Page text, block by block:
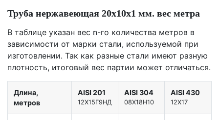
Труба нержавеющая 20х10х1 мм. вес метра
В таблице указан вес n-го количества метров в
зависимости от марки стали, используемой при
изготовлении. Так как разные стали имеют разную
плотность, итоговый вес партии может отличаться.
Длина,
метров
AISI 201
12X15Г9НД
AISI 304
08Х18Н10
AISI 430
12Х17